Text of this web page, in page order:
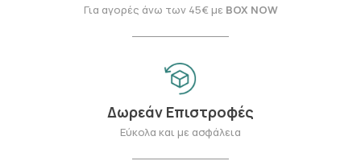
Για αγορές άνω των 45€ με BOX NOW
Δωρεάν Επιστροφές
Εύκολα και με ασφάλεια